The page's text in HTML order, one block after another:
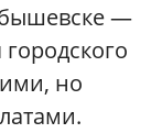
—
но